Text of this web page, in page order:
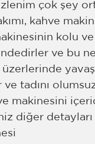
çok şey
kahve
kolu
ve bu
üzerlerinde
tadını
makinesini
diğer